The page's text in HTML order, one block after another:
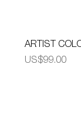
ARTIST
가격
US$99.00